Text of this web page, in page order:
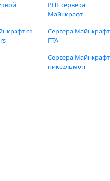
со
РПГ сервера
Майнкрафт
Сервера Майнкрафт
ГТА
Сервера Майнкрафт
пиксельмон